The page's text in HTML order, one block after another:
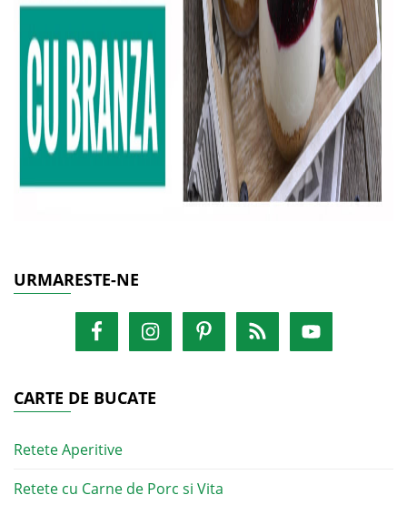
URMARESTE-NE
CARTE DE BUCATE
Retete Aperitive
Retete cu Carne de Porc si Vita